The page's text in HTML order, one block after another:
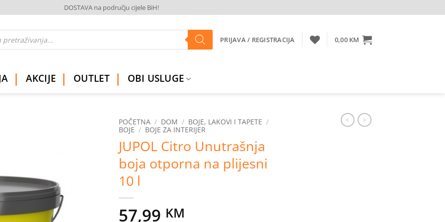
DOSTAVA na području cijele BiH!
PRIJAVA / REGISTRACIJA 0,00 KM
AKCIJE OUTLET OBI USLUGE
POČETNA / DOM / BOJE, LAKOVI I TAPETE /
BOJE / BOJE ZA INTERIJER
JUPOL Citro Unutrašnja
boja otporna na plijesni
10 l
57,99 KM